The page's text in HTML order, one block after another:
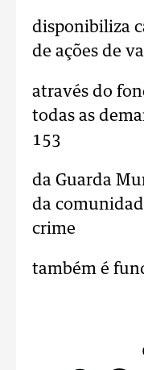
disponibiliza
de ações de
através do
todas as
153
da Guarda
da
crime
também é